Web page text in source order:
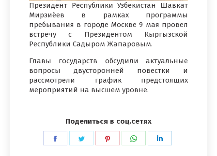
Президент Республики Узбекистан Шавкат
Мирзиёев в рамках программы
пребывания в городе Москве 9 мая провел
встречу с Президентом Кыргызской
Республики Садыром Жапаровым.
Главы государств обсудили актуальные
вопросы двусторонней повестки и
рассмотрели график предстоящих
мероприятий на высшем уровне.
Поделиться в соц.сетях
ПоделитьсяПоделитьсяПоделитьсяПоделиться